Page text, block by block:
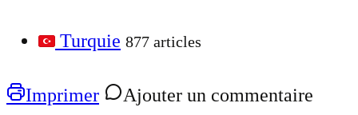
Turquie 877 articles
Imprimer
Ajouter un commentaire